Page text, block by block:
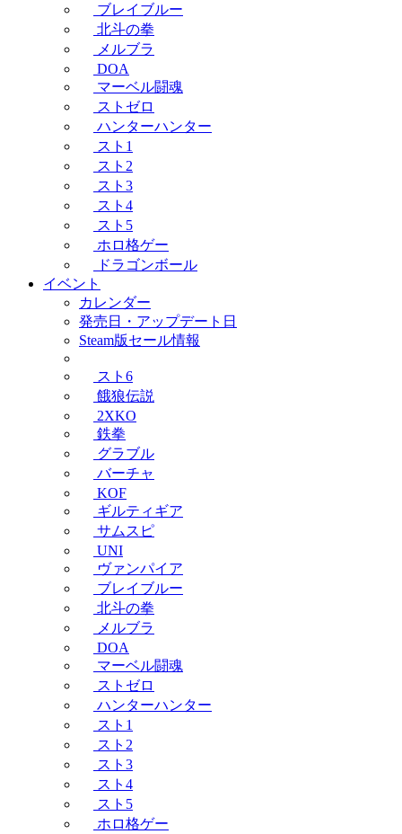
ブレイブルー
北斗の拳
メルブラ
DOA
マーベル闘魂
ストゼロ
ハンターハンター
スト1
スト2
スト3
スト4
スト5
ホロ格ゲー
ドラゴンボール
イベント
カレンダー
発売日・アップデート日
Steam版セール情報
スト6
餓狼伝説
2XKO
鉄拳
グラブル
バーチャ
KOF
ギルティギア
サムスピ
UNI
ヴァンパイア
ブレイブルー
北斗の拳
メルブラ
DOA
マーベル闘魂
ストゼロ
ハンターハンター
スト1
スト2
スト3
スト4
スト5
ホロ格ゲー